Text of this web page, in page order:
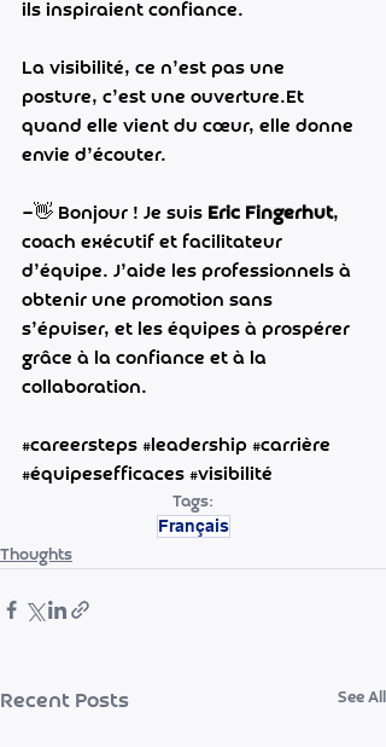
ils inspiraient confiance.
La visibilité, ce n’est pas une
posture, c’est une ouverture.Et
quand elle vient du cœur, elle donne
envie d’écouter.
—👋 Bonjour ! Je suis Eric Fingerhut,
coach exécutif et facilitateur
d’équipe. J’aide les professionnels à
obtenir une promotion sans
s’épuiser, et les équipes à prospérer
grâce à la confiance et à la
collaboration.
#careersteps #leadership #carrière
#équipesefficaces #visibilité
Tags:
Français
Thoughts
Recent Posts See All